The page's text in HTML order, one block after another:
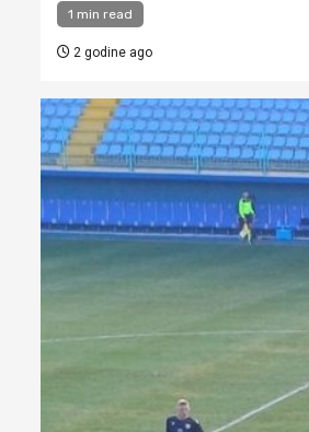
1 min read
2 godine ago